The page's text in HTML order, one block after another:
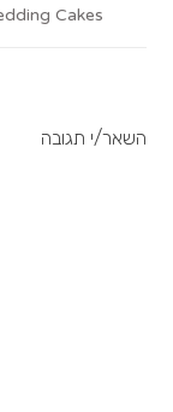
Cakes
השאר/י תגובה